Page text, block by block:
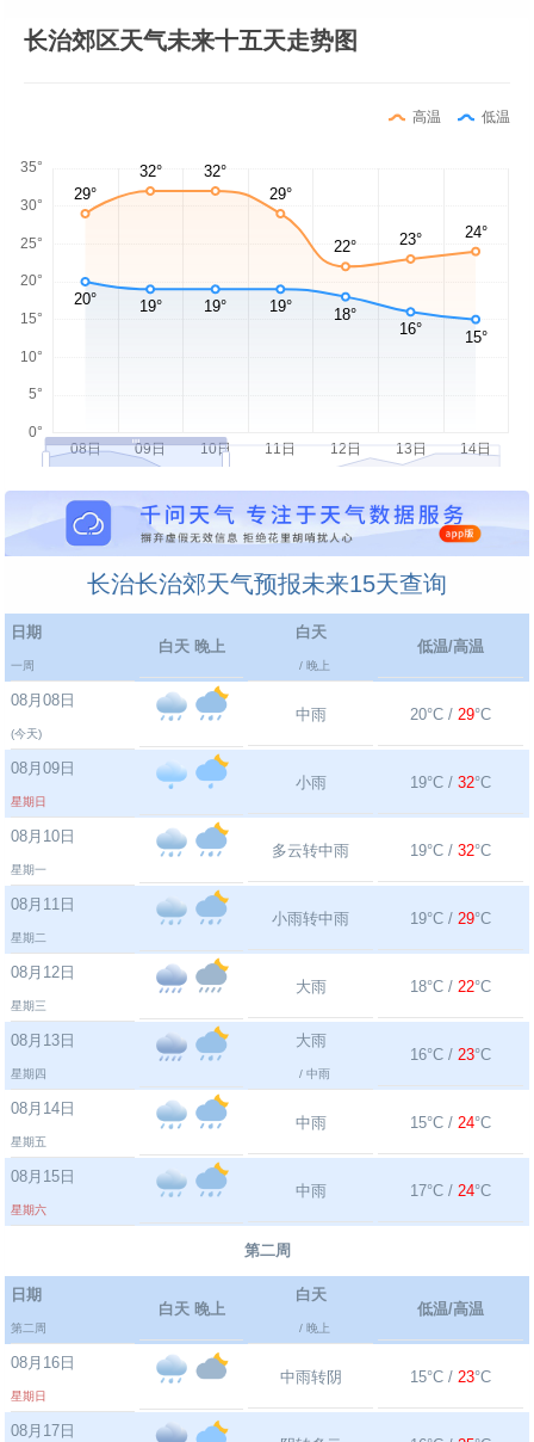
长治郊区天气未来十五天走势图
高温 低温
长治长治郊天气预报未来15天查询
日期
一周
白天 晚上
白天
/ 晚上
低温/高温
08月08日
(今天)
中雨 20°C / 29°C
08月09日
星期日
小雨 19°C / 32°C
08月10日
星期一
多云转中雨 19°C / 32°C
08月11日
星期二
小雨转中雨 19°C / 29°C
08月12日
星期三
大雨 18°C / 22°C
08月13日
星期四
大雨
/ 中雨
16°C / 23°C
08月14日
星期五
中雨 15°C / 24°C
08月15日
星期六
中雨 17°C / 24°C
第二周
日期
第二周
白天 晚上
白天
/ 晚上
低温/高温
08月16日
星期日
中雨转阴 15°C / 23°C
08月17日